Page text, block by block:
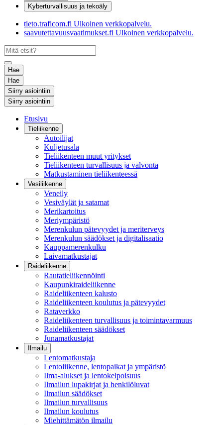
Kyberturvallisuus ja tekoäly
tieto.traficom.fi Ulkoinen verkkopalvelu.
saavutettavuusvaatimukset.fi Ulkoinen verkkopalvelu.
Hae
Hae
Siirry asiointiin
Siirry asiointiin
Etusivu
Tieliikenne
Autoilijat
Kuljetusala
Tieliikenteen muut yritykset
Tieliikenteen turvallisuus ja valvonta
Matkustaminen tieliikenteessä
Vesiliikenne
Veneily
Vesiväylät ja satamat
Merikartoitus
Meriympäristö
Merenkulun pätevyydet ja meriterveys
Merenkulun säädökset ja digitalisaatio
Kauppamerenkulku
Laivamatkustajat
Raideliikenne
Rautatieliikennöinti
Kaupunkiraideliikenne
Raideliikenteen kalusto
Raideliikenteen koulutus ja pätevyydet
Rataverkko
Raideliikenteen turvallisuus ja toimintavarmuus
Raideliikenteen säädökset
Junamatkustajat
Ilmailu
Lentomatkustaja
Lentoliikenne, lentopaikat ja ympäristö
Ilma-alukset ja lentokelpoisuus
Ilmailun lupakirjat ja henkilöluvat
Ilmailun säädökset
Ilmailun turvallisuus
Ilmailun koulutus
Miehittämätön ilmailu